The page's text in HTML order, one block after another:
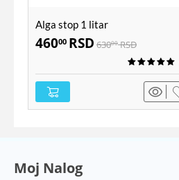
Alga stop 1 litar
46000 RSD 63000 RSD
Moj Nalog